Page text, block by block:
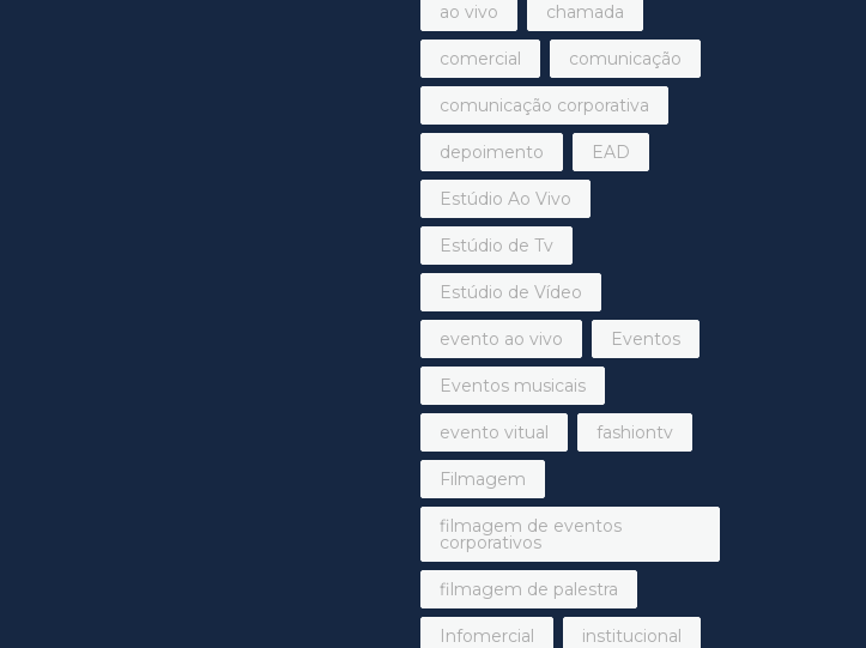
ao vivo chamada
comercial comunicação
comunicação corporativa
depoimento EAD
Estúdio Ao Vivo
Estúdio de Tv
Estúdio de Vídeo
evento ao vivo Eventos
Eventos musicais
evento vitual fashiontv
Filmagem
filmagem de eventos
corporativos
filmagem de palestra
Infomercial institucional